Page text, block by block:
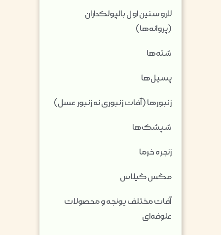
لارو سنین اول بالپولکداران
(پروانه‌ها)
شته‌ها
پسیل‌ها
زنبورها (آفات زنبوری نه زنبور عسل)
شپشک‌ها
زنجره خرما
مگس گیلاس
آفات مختلف یونجه و محصولات
علوفه‌ای